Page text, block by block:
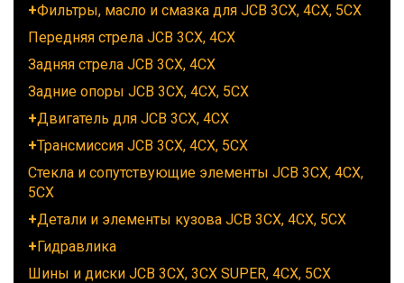
Фильтры, масло и смазка для JCB 3CX, 4CX, 5CX
Передняя стрела JCB 3CX, 4CX
Задняя стрела JCB 3CX, 4CX
Задние опоры JCB 3CX, 4CX, 5CX
Двигатель для JCB 3CX, 4CX
Трансмиссия JCB 3CX, 4CX, 5CX
Стекла и сопутствующие элементы JCB 3CX, 4CX,
5CX
Детали и элементы кузова JCB 3CX, 4CX, 5CX
Гидравлика
Шины и диски JCB 3CX, 3CX SUPER, 4CX, 5CX